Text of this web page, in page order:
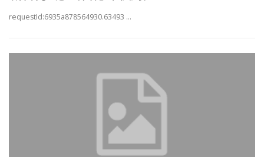
requestId:6935a878564930.63493 …